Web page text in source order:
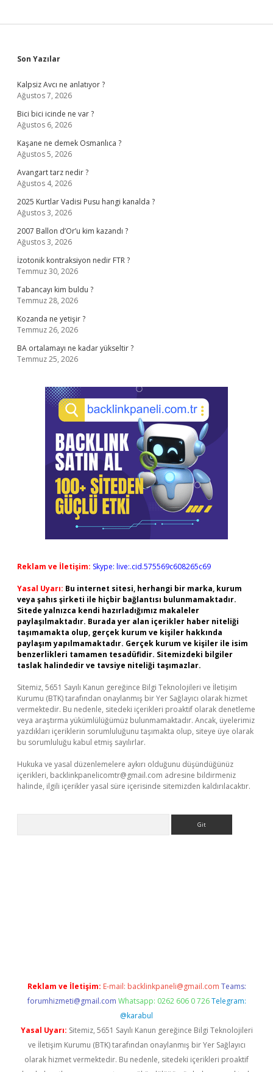
Sidebar
Son Yazılar
Kalpsiz Avcı ne anlatıyor ?
Ağustos 7, 2026
Bici bici icinde ne var ?
Ağustos 6, 2026
Kaşane ne demek Osmanlıca ?
Ağustos 5, 2026
Avangart tarz nedir ?
Ağustos 4, 2026
2025 Kurtlar Vadisi Pusu hangi kanalda ?
Ağustos 3, 2026
2007 Ballon d’Or’u kim kazandı ?
Ağustos 3, 2026
İzotonik kontraksiyon nedir FTR ?
Temmuz 30, 2026
Tabancayı kim buldu ?
Temmuz 28, 2026
Kozanda ne yetişir ?
Temmuz 26, 2026
BA ortalamayı ne kadar yükseltir ?
Temmuz 25, 2026
Reklam ve İletişim: Skype: live:.cid.575569c608265c69
Yasal Uyarı: Bu internet sitesi, herhangi bir marka, kurum
veya şahıs şirketi ile hiçbir bağlantısı bulunmamaktadır.
Sitede yalnızca kendi hazırladığımız makaleler
paylaşılmaktadır. Burada yer alan içerikler haber niteliği
taşımamakta olup, gerçek kurum ve kişiler hakkında
paylaşım yapılmamaktadır. Gerçek kurum ve kişiler ile isim
benzerlikleri tamamen tesadüfidir. Sitemizdeki bilgiler
taslak halindedir ve tavsiye niteliği taşımazlar.
Sitemiz, 5651 Sayılı Kanun gereğince Bilgi Teknolojileri ve İletişim
Kurumu (BTK) tarafından onaylanmış bir Yer Sağlayıcı olarak hizmet
vermektedir. Bu nedenle, sitedeki içerikleri proaktif olarak denetleme
veya araştırma yükümlülüğümüz bulunmamaktadır. Ancak, üyelerimiz
yazdıkları içeriklerin sorumluluğunu taşımakta olup, siteye üye olarak
bu sorumluluğu kabul etmiş sayılırlar.
Hukuka ve yasal düzenlemelere aykırı olduğunu düşündüğünüz
içerikleri, backlinkpanelicomtr@gmail.com adresine bildirmeniz
halinde, ilgili içerikler yasal süre içerisinde sitemizden kaldırılacaktır.
Reklam ve İletişim: E-mail: backlinkpaneli@gmail.com Teams:
forumhizmeti@gmail.com Whatsapp: 0262 606 0 726 Telegram:
@karabul
Yasal Uyarı: Sitemiz, 5651 Sayılı Kanun gereğince Bilgi Teknolojileri
ve İletişim Kurumu (BTK) tarafından onaylanmış bir Yer Sağlayıcı
olarak hizmet vermektedir. Bu nedenle, sitedeki içerikleri proaktif